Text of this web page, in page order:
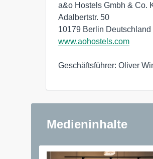
a&o Hostels Gmbh & Co.
Adalbertstr. 50
www.aohostels.com
Geschäftsführer: Oliver
Medieninhalte